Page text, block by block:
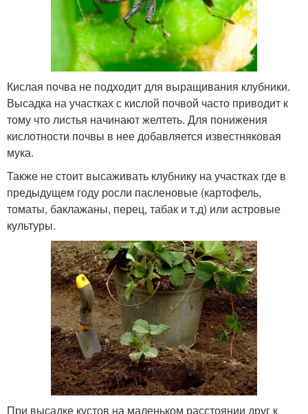
Кислая почва не подходит для выращивания клубники.
Высадка на участках с кислой почвой часто приводит к
тому что листья начинают желтеть. Для понижения
кислотности почвы в нее добавляется известняковая
мука.
Также не стоит высаживать клубнику на участках где в
предыдущем году росли пасленовые (картофель,
томаты, баклажаны, перец, табак и т.д) или астровые
культуры.
При высадке кустов на маленьком расстоянии друг к